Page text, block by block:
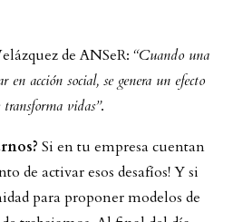
de ANSeR: “Cuando una
en acción social, se genera un efecto
vidas”.
Si en tu empresa cuentan
de activar esos desafíos! Y si
para proponer modelos de